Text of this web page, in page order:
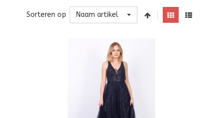
Sorteren op Naam artikel